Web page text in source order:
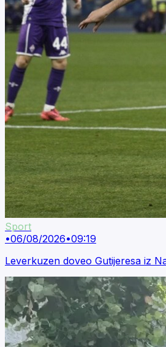
Sport
•06/08/2026•09:19
Leverkuzen doveo Gutijeresa iz